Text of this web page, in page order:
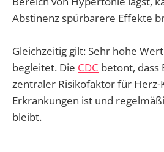
Abstinenz spürbarere Effekte
Gleichzeitig gilt: Sehr hohe
begleitet. Die CDC betont, dass
zentraler Risikofaktor für Herz-
Erkrankungen ist und
bleibt.